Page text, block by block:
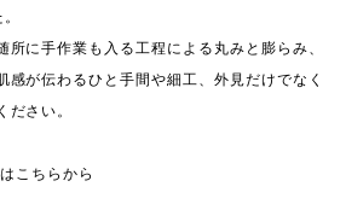
所に手作業も入る工程による丸みと膨らみ、
感が伝わるひと手間や細工、外見だけでなく
ださい。
こちらから